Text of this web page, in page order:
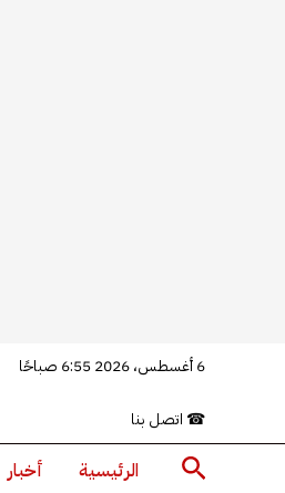
المحتوى
6 أغسطس، 2026 6:55 صباحًا
☎ اتصل بنا
البحث الرئيسية أخبار